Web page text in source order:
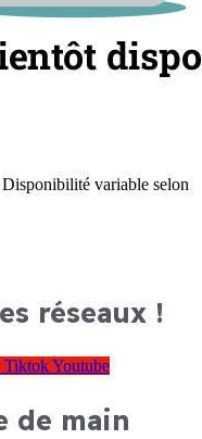
variable selon
réseaux !
TiktokYoutube
de main